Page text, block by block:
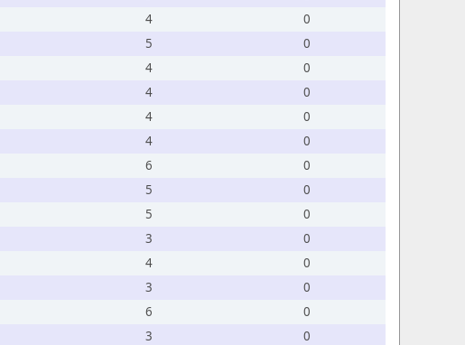
4
0
5
0
4
0
4
0
4
0
4
0
6
0
5
0
5
0
3
0
4
0
3
0
6
0
3
0